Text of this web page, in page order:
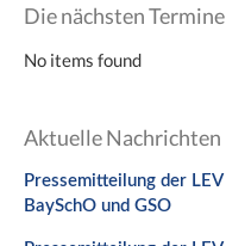
Die nächsten
No items found
Aktuelle Nachrichten
Pressemitteilung der
BaySchO und GSO